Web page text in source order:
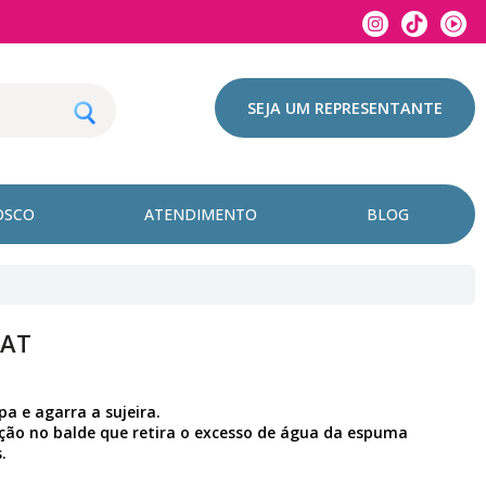
SEJA UM REPRESENTANTE
ATENDIMENTO BLOG
e agarra a sujeira.
no balde que retira o excesso de água da espuma